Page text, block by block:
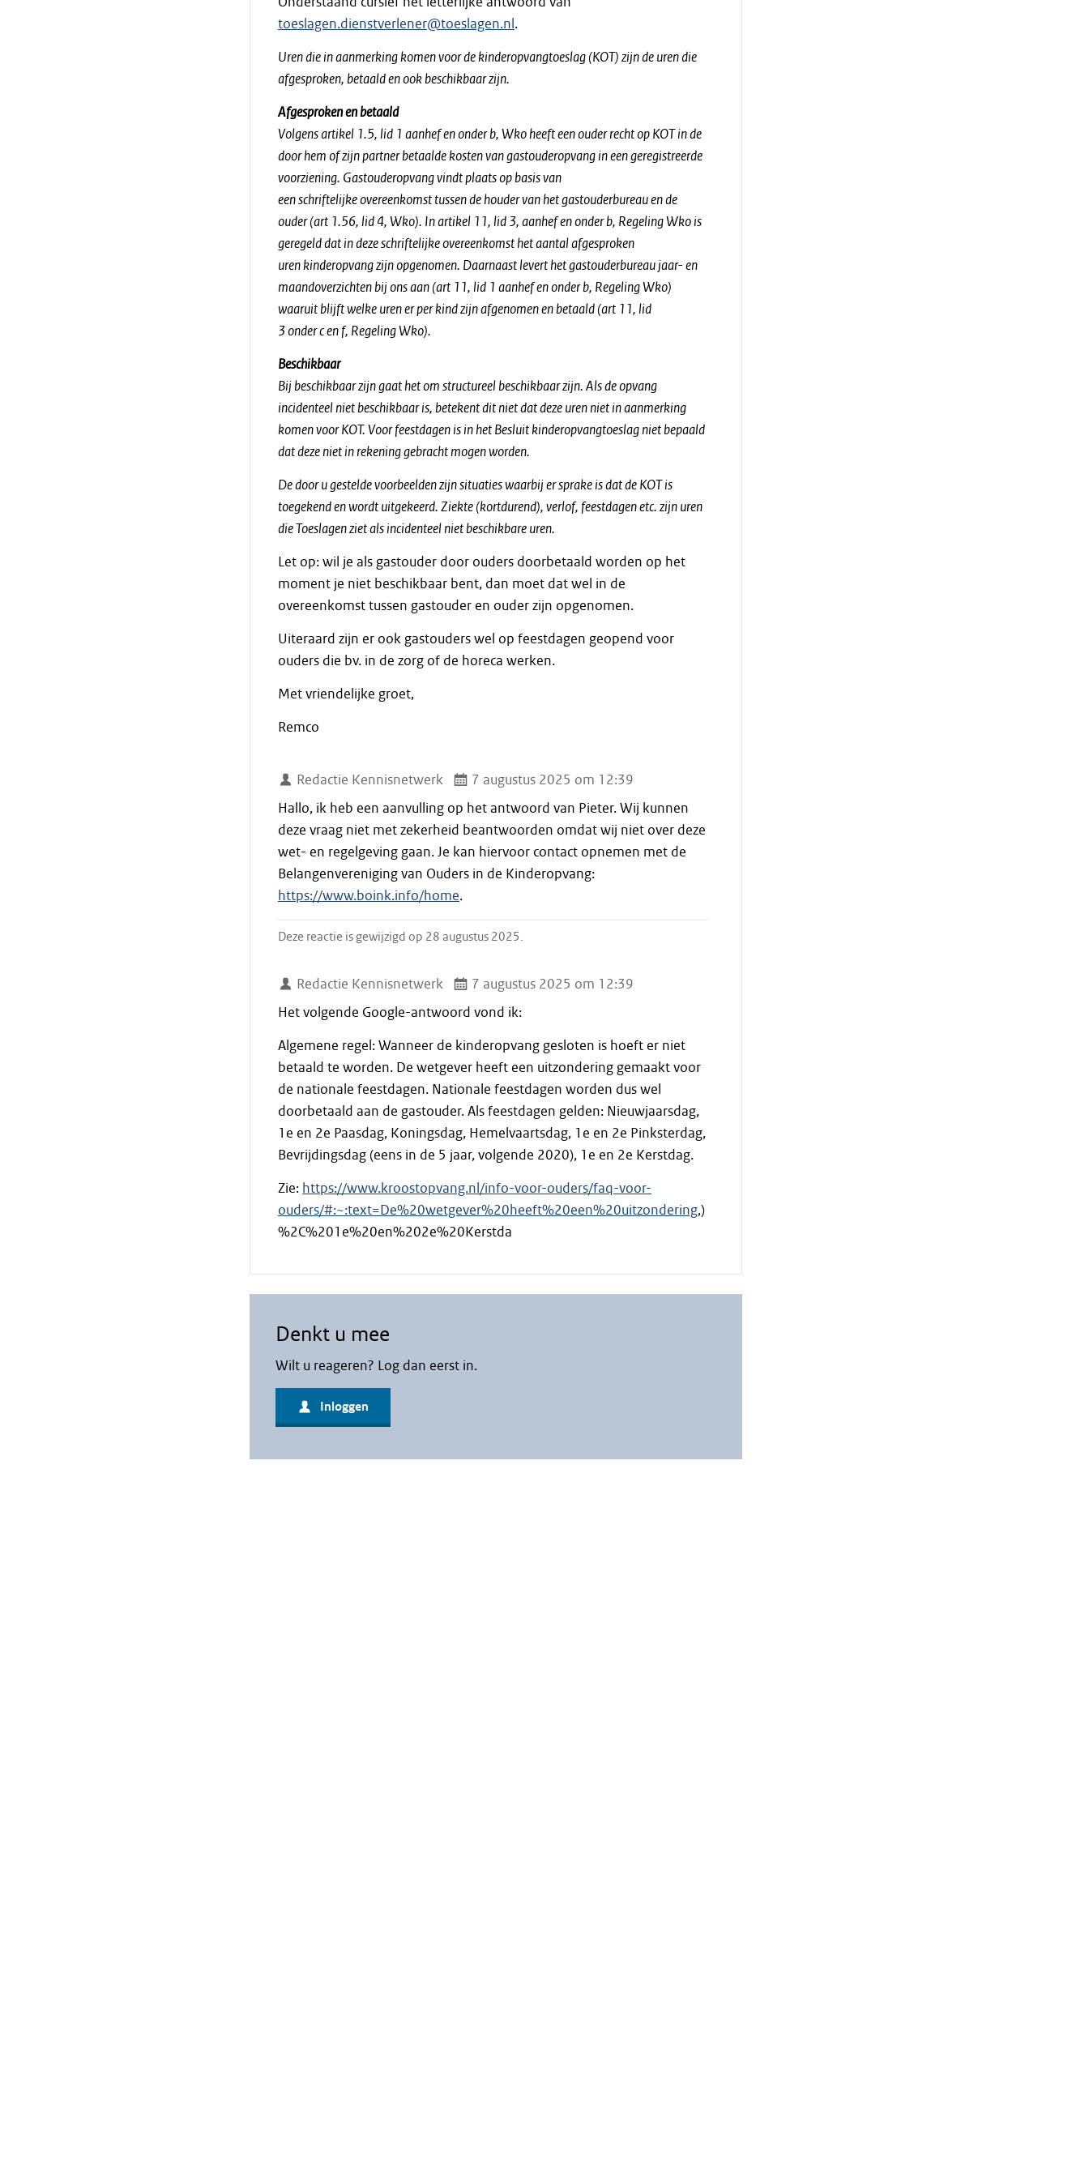
toeslagen.dienstverlener@toeslagen.nl .
Uren die in aanmerking komen voor de kinderopvangtoeslag (KOT) zijn de uren die
afgesproken, betaald en ookbeschikbaar zijn.
Afgesproken en betaald
Volgens artikel 1.5, lid 1 aanhef en onder b, Wko heeft een ouder recht op KOT in de
door hem of zijn partnerbetaalde kosten van gastouderopvang in een geregistreerde
voorziening. Gastouderopvang vindt plaats op basis van
een schriftelijke overeenkomst tussen de houder van het gastouderbureau en de
ouder (art 1.56, lid 4, Wko). In artikel 11, lid 3, aanhef en onder b, Regeling Wko is
geregeld dat in deze schriftelijke overeenkomst het aantal afgesproken
uren kinderopvang zijn opgenomen. Daarnaast levert het gastouderbureau jaar- en
maandoverzichten bij ons aan (art 11, lid 1 aanhef en onder b, Regeling Wko)
waaruit blijft welke uren er per kind zijn afgenomen en betaald (art 11, lid
3 onder c en f, Regeling Wko).
Beschikbaar
Bij beschikbaar zijn gaat het om structureel beschikbaar zijn. Als de opvang
incidenteel niet beschikbaar is, betekentdit niet dat deze uren niet in aanmerking
komen voor KOT. Voor feestdagen is in het Besluit kinderopvangtoeslag nietbepaald
dat deze niet in rekening gebracht mogen worden.
De door u gestelde voorbeelden zijn situaties waarbij er sprake is dat de KOT is
toegekend en wordt uitgekeerd. Ziekte (kortdurend), verlof, feestdagen etc. zijn uren
die Toeslagen ziet als incidenteel niet beschikbare uren.
Let op: wil je als gastouder door ouders doorbetaald worden op het
moment je niet beschikbaar bent, dan moet dat wel in de
overeenkomst tussen gastouder en ouder zijn opgenomen.
Uiteraard zijn er ook gastouders wel op feestdagen geopend voor
ouders die bv. in de zorg of de horeca werken.
Met vriendelijke groet,
Remco
Redactie Kennisnetwerk
7 augustus 2025 om 12:39
Hallo, ik heb een aanvulling op het antwoord van Pieter. Wij kunnen
deze vraag niet met zekerheid beantwoorden omdat wij niet over deze
wet- en regelgeving gaan. Je kan hiervoor contact opnemen met de
Belangenvereniging van Ouders in de Kinderopvang:
https://www.boink.info/home.
Deze reactie is gewijzigd op 28 augustus 2025.
Redactie Kennisnetwerk
7 augustus 2025 om 12:39
Het volgende Google-antwoord vond ik:
Algemene regel: Wanneer de kinderopvang gesloten is hoeft er niet
betaald te worden. De wetgever heeft een uitzondering gemaakt voor
de nationale feestdagen. Nationale feestdagen worden dus wel
doorbetaald aan de gastouder. Als feestdagen gelden: Nieuwjaarsdag,
1e en 2e Paasdag, Koningsdag, Hemelvaartsdag, 1e en 2e Pinksterdag,
Bevrijdingsdag (eens in de 5 jaar, volgende 2020), 1e en 2e Kerstdag.
Zie: https://www.kroostopvang.nl/info-voor-ouders/faq-voor-
ouders/#:~:text=De%20wetgever%20heeft%20een%20uitzondering,)
%2C%201e%20en%202e%20Kerstda
Denkt u mee
Wilt u reageren? Log dan eerst in.
Inloggen